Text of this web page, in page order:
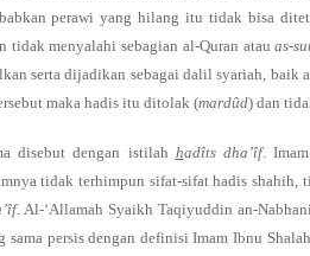
perawi yang hilang itu tidak bisa
tidak menyalahi sebagian al-Quran atauas-
serta dijadikan sebagai dalil syariah, baik
maka hadis itu ditolak (mardûd) dan
disebut dengan istilah hadîts dha’îf.
tidak terhimpun sifat-sifat hadis shahih,
. Al-‘Allamah Syaikh Taqiyuddin an-
persis dengan definisi Imam Ibnu